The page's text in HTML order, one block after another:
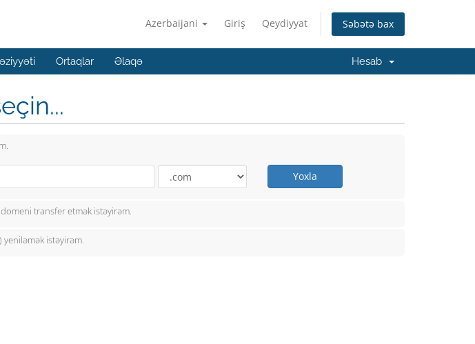
Azerbaijani Giriş Qeydiyyat Səbətə bax
Ortaqlar Əlaqə Hesab
Yoxla
transfer etmək istəyirəm.
istəyirəm.